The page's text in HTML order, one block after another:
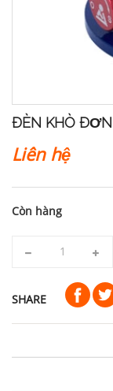
ĐÈN KHÒ ĐƠN
Liên hệ
Còn hàng
SHARE